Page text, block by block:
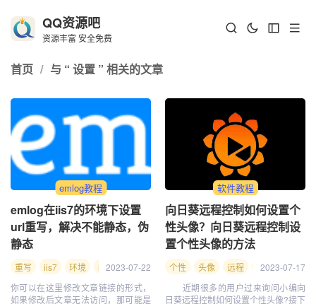
QQ资源吧
资源丰富 安全免费
首页 / 与 “ 设置 ” 相关的文章
emlog教程
emlog在iis7的环境下设置
url重写，解决不能静态，伪
静态
重写 iis7 环境 iis 伪静态 解决 静态 emlog 设置
2023-07-22
你可以在这里修改文章链接的形式，
如果修改后文章无法访问，那可能是
软件教程
向日葵远程控制如何设置个
性头像？向日葵远程控制设
置个性头像的方法
个性 头像 远程 向日 程控
2023-07-17
近期很多的用户过来询问小编向
日葵远程控制如何设置个性头像?接下